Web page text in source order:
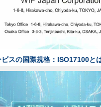
スの国際規格：ISO17100と